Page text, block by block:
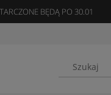
BĘDĄ PO 30.01